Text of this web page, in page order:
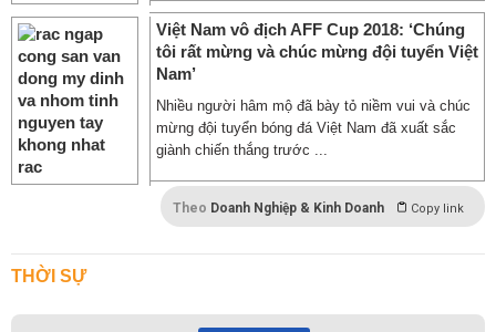
Việt Nam vô địch AFF Cup 2018: ‘Chúng
tôi rất mừng và chúc mừng đội tuyển Việt
Nam’
Nhiều người hâm mộ đã bày tỏ niềm vui và chúc
mừng đội tuyển bóng đá Việt Nam đã xuất sắc
giành chiến thắng trước ...
Theo Doanh Nghiệp & Kinh Doanh Copy link
THỜI SỰ